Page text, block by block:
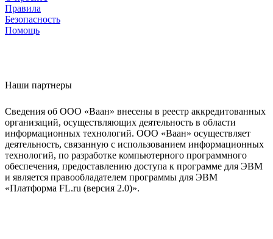
Правила
Безопасность
Помощь
Наши партнеры
Сведения об ООО «Ваан» внесены в реестр аккредитованных
организаций, осуществляющих деятельность в области
информационных технологий. ООО «Ваан» осуществляет
деятельность, связанную с использованием информационных
технологий, по разработке компьютерного программного
обеспечения, предоставлению доступа к программе для ЭВМ
и является правообладателем программы для ЭВМ
«Платформа FL.ru (версия 2.0)».